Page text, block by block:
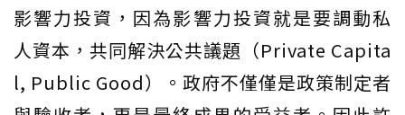
影響力投資，因為影響力投資就是要調動私
人資本，共同解決公共議題（Private Capita
l, Public Good）。政府不僅僅是政策制定者